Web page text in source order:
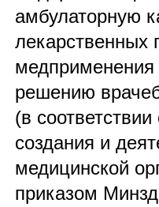
амбулаторную
лекарственных
решению
(в
создания и
медицинской
приказом